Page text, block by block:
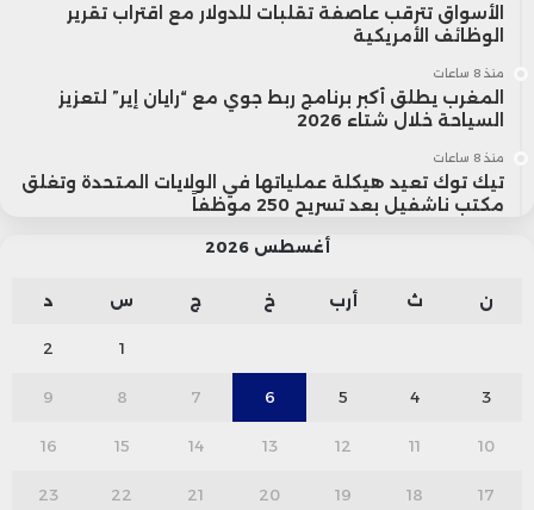
الأسواق تترقب عاصفة تقلبات للدولار مع اقتراب تقرير
الوظائف الأمريكية
منذ 8 ساعات
المغرب يطلق أكبر برنامج ربط جوي مع “رايان إير” لتعزيز
السياحة خلال شتاء 2026
منذ 8 ساعات
تيك توك تعيد هيكلة عملياتها في الولايات المتحدة وتغلق
مكتب ناشفيل بعد تسريح 250 موظفاً
أغسطس 2026
ن ث أرب خ ج س د
1
2
3
4
5
6
7
8
9
10
11
12
13
14
15
16
17
18
19
20
21
22
23